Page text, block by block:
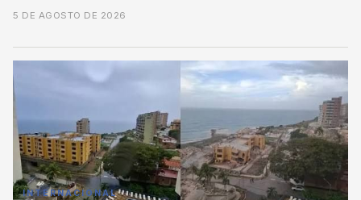
5 DE AGOSTO DE 2026
INTERNACIONAL